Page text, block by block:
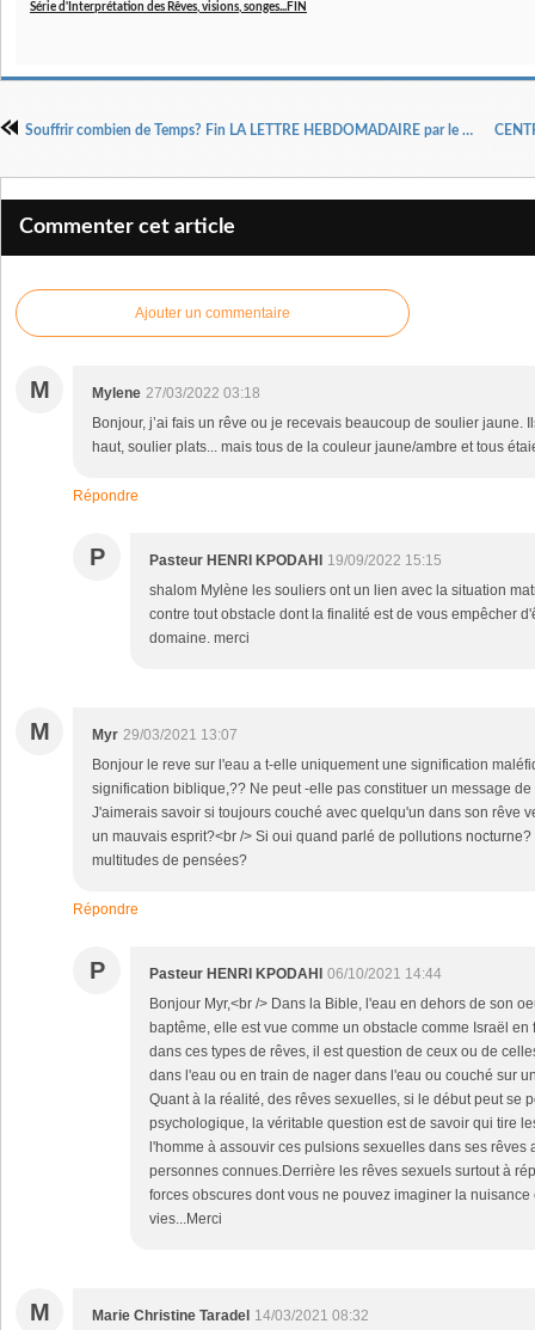
Série d'Interprétation des Rêves, visions, songes...FIN
Souffrir combien de Temps? Fin LA LETTRE HEBDOMADAIRE par le Dr Pasteur Henri Kpodahi N°5
Commenter cet article
Ajouter un commentaire
M Mylene 27/03/2022 03:18
Bonjour, j’ai fais un rêve ou je recevais beaucoup de soulier jaune.
haut, soulier plats... mais tous de la couleur jaune/ambre et tous
Répondre
P Pasteur HENRI KPODAHI
19/09/2022 15:15
shalom Mylène les souliers ont un lien avec la situation
contre tout obstacle dont la finalité est de vous empêcher
domaine. merci
M Myr 29/03/2021 13:07
Bonjour le reve sur l'eau a t-elle uniquement une signification
signification biblique,?? Ne peut -elle pas constituer un message
J'aimerais savoir si toujours couché avec quelqu'un dans son rêve
un mauvais esprit?<br /> Si oui quand parlé de pollutions
multitudes de pensées?
Répondre
P Pasteur HENRI KPODAHI
06/10/2021 14:44
Bonjour Myr,<br /> Dans la Bible, l'eau en dehors de son
baptême, elle est vue comme un obstacle comme Israël
dans ces types de rêves, il est question de ceux ou de
dans l'eau ou en train de nager dans l'eau ou couché sur
Quant à la réalité, des rêves sexuelles, si le début peut se
psychologique, la véritable question est de savoir qui tire
l'homme à assouvir ces pulsions sexuelles dans ses rêves
personnes connues.Derrière les rêves sexuels surtout à
forces obscures dont vous ne pouvez imaginer la
vies...Merci
M Marie Christine Taradel 14/03/2021 08:32